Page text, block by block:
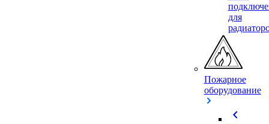
для
Пожарное
оборудование
chevron_left